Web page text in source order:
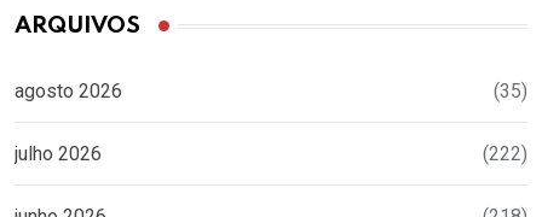
ARQUIVOS
agosto 2026 (35)
julho 2026 (222)